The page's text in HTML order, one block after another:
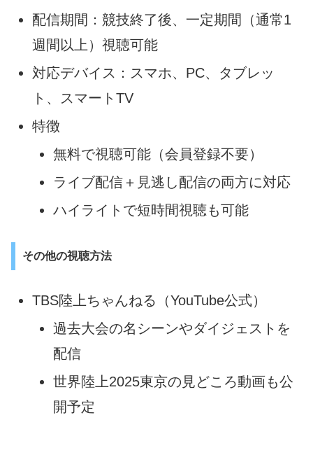
配信期間：競技終了後、一定期間（通常1
週間以上）視聴可能
対応デバイス：スマホ、PC、タブレッ
ト、スマートTV
特徴
無料で視聴可能（会員登録不要）
ライブ配信＋見逃し配信の両方に対応
ハイライトで短時間視聴も可能
その他の視聴方法
TBS陸上ちゃんねる（YouTube公式）
過去大会の名シーンやダイジェストを
配信
世界陸上2025東京の見どころ動画も公
開予定